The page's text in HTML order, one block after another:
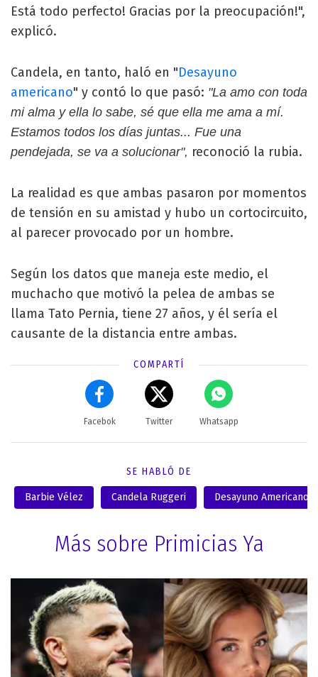
Está todo perfecto! Gracias por la preocupación!",
explicó.
Candela, en tanto, haló en "Desayuno
americano" y contó lo que pasó: "La amo con toda
mi alma y ella lo sabe, sé que ella me ama a mí.
Estamos todos los días juntas... Fue una
pendejada, se va a solucionar", reconoció la rubia.
La realidad es que ambas pasaron por momentos
de tensión en su amistad y hubo un cortocircuito,
al parecer provocado por un hombre.
Según los datos que maneja este medio, el
muchacho que motivó la pelea de ambas se
llama Tato Pernia, tiene 27 años, y él sería el
causante de la distancia entre ambas.
COMPARTÍ
Facebok Twitter Whatsapp
SE HABLÓ DE
Barbie Vélez Candela Ruggeri Desayuno Americano
Más sobre Primicias Ya